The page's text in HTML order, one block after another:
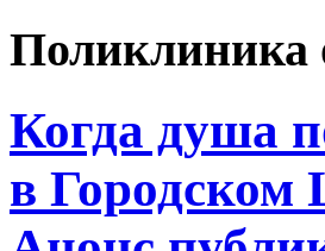
Поликлиника
Когда душа
в Городском